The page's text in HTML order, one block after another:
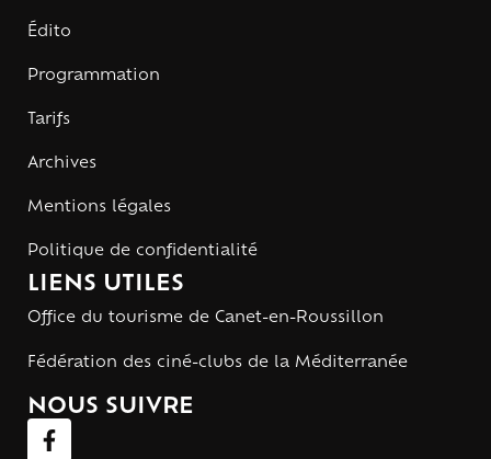
Édito
Programmation
Tarifs
Archives
Mentions légales
Politique de confidentialité
LIENS UTILES
Office du tourisme de Canet-en-Roussillon
Fédération des ciné-clubs de la Méditerranée
NOUS SUIVRE